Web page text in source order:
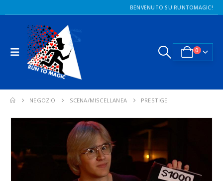
BENVENUTO SU RUNTOMAGIC!
0
NEGOZIO SCENA/MISCELLANEA PRESTIGE